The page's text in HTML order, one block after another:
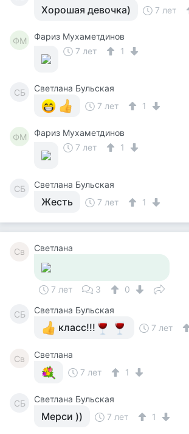
Хорошая девочка) 7 лет
ФМ
Фариз Мухаметдинов
7 лет
1
СБ
Светлана Бульская
7 лет
1
ФМ
Фариз Мухаметдинов
7 лет
1
СБ Светлана Бульская
Жесть 7 лет 1
Св Светлана
7 лет 3 0
СБ Светлана Бульская
класс!!! 7 лет
Св
Светлана
7 лет
1
СБ Светлана Бульская
Мерси )) 7 лет 1